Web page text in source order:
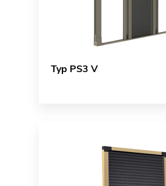
Typ PS3 V